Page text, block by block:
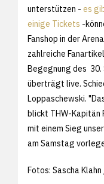
unterstützen - es
einige Tickets -
Fanshop in der
zahlreiche
Begegnung des 30.
überträgt live.
Loppaschewski.
blickt THW-Kapitän
mit einem Sieg
am Samstag
Fotos: Sascha